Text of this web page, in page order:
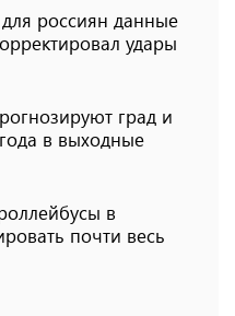
россиян данные
удары
град и
в выходные
в
почти весь